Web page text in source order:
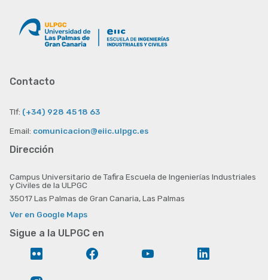
Contacto
Tlf: (+34) 928 45 18 63
Email: comunicacion@eiic.ulpgc.es
Dirección
Campus Universitario de Tafira Escuela de Ingenierías Industriales
y Civiles de la ULPGC
35017 Las Palmas de Gran Canaria, Las Palmas
Ver en Google Maps
Sigue a la ULPGC en